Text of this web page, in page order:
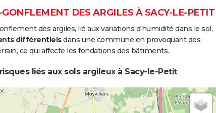
DES ARGILES À SACY-LE-PETIT
des argiles, lié aux variations d'humidité dans le sol,
différentielsdans une commune en provoquant des
ce qui affecte les fondations des bâtiments.
liés aux sols argileux à Sacy-le-Petit